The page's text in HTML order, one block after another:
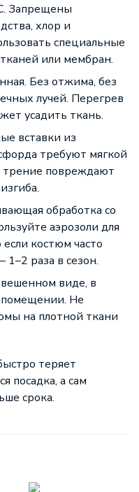
Запрещены
хлор и
специальные
или мембран.
Без отжима, без
лучей. Перегрев
усадить ткань.
вставки из
требуют мягкой
повреждают
обработка со
аэрозоли для
костюм часто
раза в сезон.
виде, в
Не
на плотной ткани
теряет
посадка, а сам
срока.